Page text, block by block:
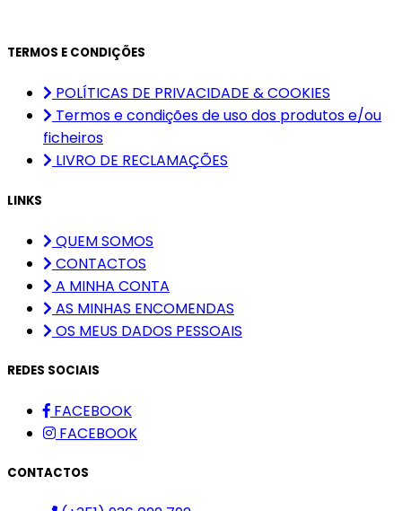
TERMOS E CONDIÇÕES
POLÍTICAS DE PRIVACIDADE & COOKIES
Termos e condições de uso dos produtos e/ou
ficheiros
LIVRO DE RECLAMAÇÕES
LINKS
QUEM SOMOS
CONTACTOS
A MINHA CONTA
AS MINHAS ENCOMENDAS
OS MEUS DADOS PESSOAIS
REDES SOCIAIS
FACEBOOK
FACEBOOK
CONTACTOS